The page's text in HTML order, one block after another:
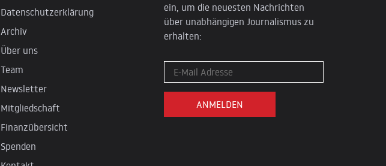
Datenschutzerklärung
Archiv
Über uns
Team
Newsletter
Mitgliedschaft
Finanzübersicht
Spenden
ein, um die neuesten Nachrichten
über unabhängigen Journalismus zu
erhalten: